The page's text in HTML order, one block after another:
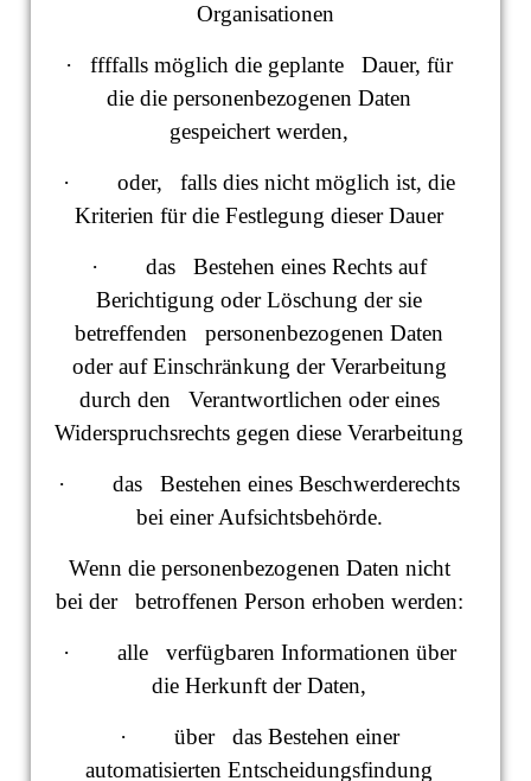
Organisationen
· ffffalls möglich die geplante Dauer, für
die die personenbezogenen Daten
gespeichert werden,
· oder, falls dies nicht möglich ist, die
Kriterien für die Festlegung dieser Dauer
· das Bestehen eines Rechts auf
Berichtigung oder Löschung der sie
betreffenden personenbezogenen Daten
oder auf Einschränkung der Verarbeitung
durch den Verantwortlichen oder eines
Widerspruchsrechts gegen diese Verarbeitung
· das Bestehen eines Beschwerderechts
bei einer Aufsichtsbehörde.
Wenn die personenbezogenen Daten nicht
bei der betroffenen Person erhoben werden:
· alle verfügbaren Informationen über
die Herkunft der Daten,
· über das Bestehen einer
automatisierten Entscheidungsfindung